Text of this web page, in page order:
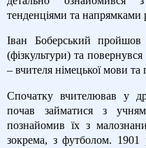
тенденціями та напрямками
Іван Боберський пройшов
(фізкультури) та
– вчителя німецької мови та
Спочатку вчителював у
почав займатися з
познайомив їх з
зокрема, з футболом. 1901